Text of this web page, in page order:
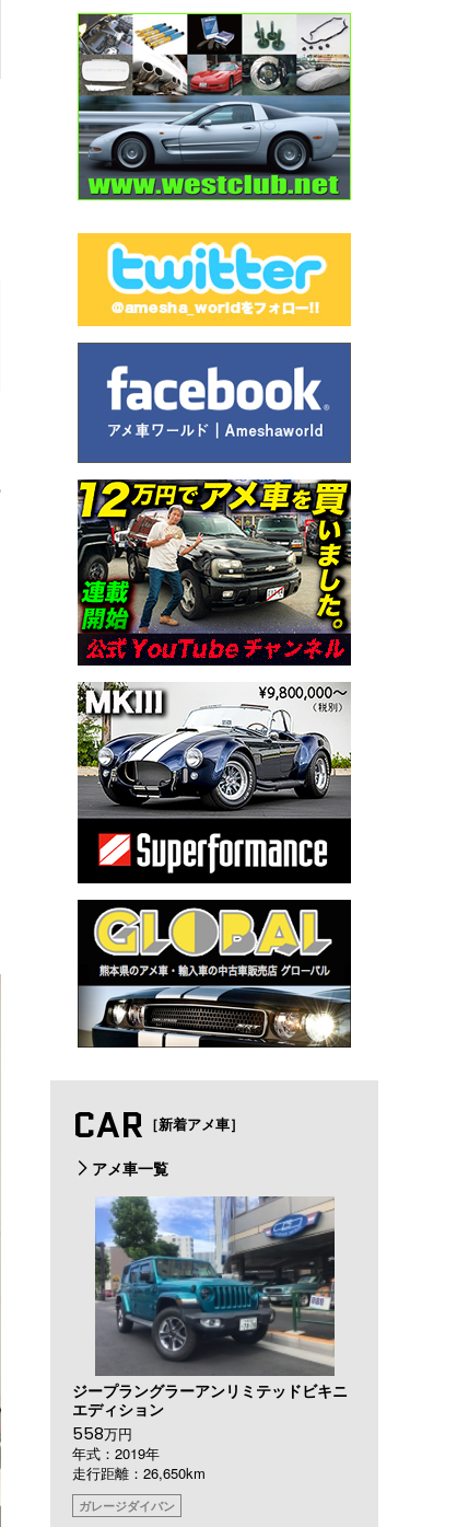
CAR ［新着アメ車］
アメ車一覧
ジープラングラーアンリミテッドビキニ
エディション
558万円
年式：2019年
走行距離：26,650km
ガレージダイバン